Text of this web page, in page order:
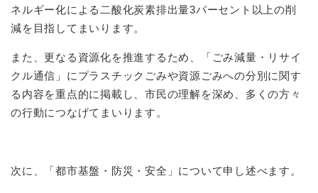
ネルギー化による二酸化炭素排出量3パーセント以上の削
減を目指してまいります。
また、更なる資源化を推進するため、「ごみ減量・リサイ
クル通信」にプラスチックごみや資源ごみへの分別に関す
る内容を重点的に掲載し、市民の理解を深め、多くの方々
の行動につなげてまいります。
次に、「都市基盤・防災・安全」について申し述べます。